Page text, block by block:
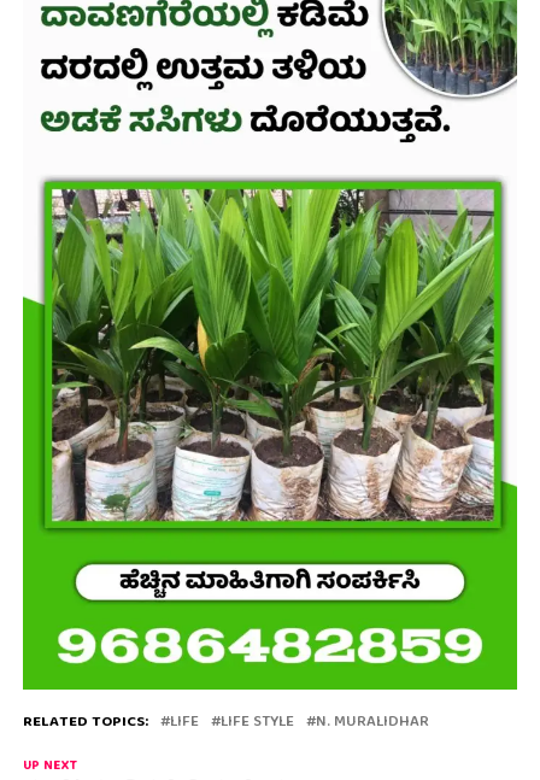
RELATED TOPICS: LIFE LIFE STYLE N. MURALIDHAR
UP NEXT